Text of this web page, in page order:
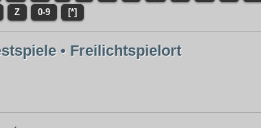
Z 0-9 [*]
• Freilichtspielort